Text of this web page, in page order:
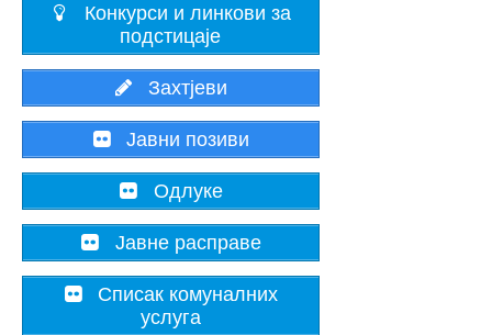
Конкурси и линкови за
подстицаје
Захтјеви
Јавни позиви
Одлуке
Јавне расправе
Списак комуналних
услуга